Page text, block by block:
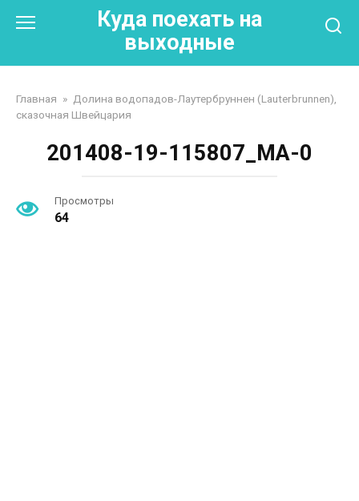
Куда поехать на
выходные
Главная » Долина водопадов-Лаутербруннен (Lauterbrunnen),
сказочная Швейцария
201408-19-115807_MA-0
Просмотры
64